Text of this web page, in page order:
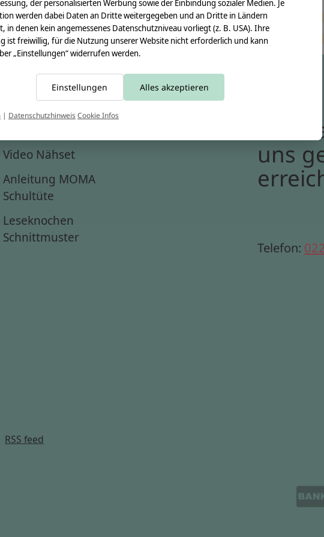
Anleitungen
Video Nähset
Anleitung MOMA
Schultüte
Leseknochen
Schnittmuster
Bei
uns
Telefon:
RSS feed
der personalisierten Werbung sowie der Einbindung sozialer Medien. Je
werden dabei Daten an Dritte weitergegeben und an Dritte in Ländern
in denen kein angemessenes Datenschutzniveau vorliegt (z. B. USA). Ihre
ist freiwillig, für die Nutzung unserer Website nicht erforderlich und kann
„Einstellungen“ widerrufen werden.
Einstellungen Alles akzeptieren
| DatenschutzhinweisCookie Infos